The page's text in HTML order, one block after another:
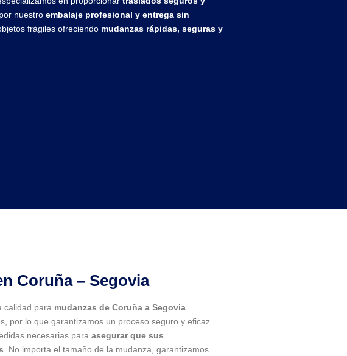
nuestro embalaje profesional y entrega sin
frágiles ofreciendo mudanzas rápidas, seguras y
Coruña – Segovia
calidad para mudanzas de Coruña a Segovia.
por lo que garantizamos un proceso seguro y eficaz.
necesarias para asegurar que sus
. No importa el tamaño de la mudanza, garantizamos